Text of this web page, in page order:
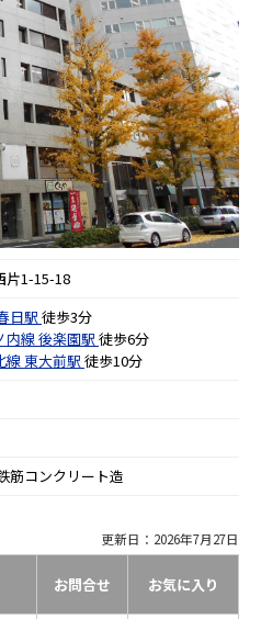
片1-15-18
日駅 徒歩3分
内線後楽園駅 徒歩6分
線 東大前駅 徒歩10分
コンクリート造
更新日：2026年7月27日
お問合せ お気に入り